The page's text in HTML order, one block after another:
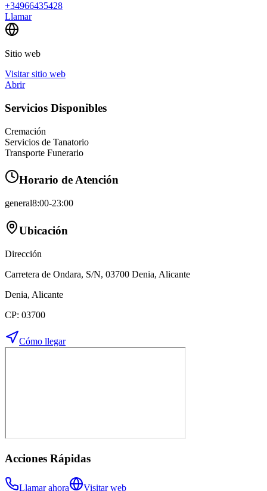
+34966435428
Llamar
Sitio web
Visitar sitio web
Abrir
Servicios Disponibles
Cremación
Servicios de Tanatorio
Transporte Funerario
Horario de Atención
general8:00-23:00
Ubicación
Dirección
Carretera de Ondara, S/N, 03700 Denia, Alicante
Denia, Alicante
CP: 03700
Cómo llegar
Acciones Rápidas
Llamar ahora Visitar web